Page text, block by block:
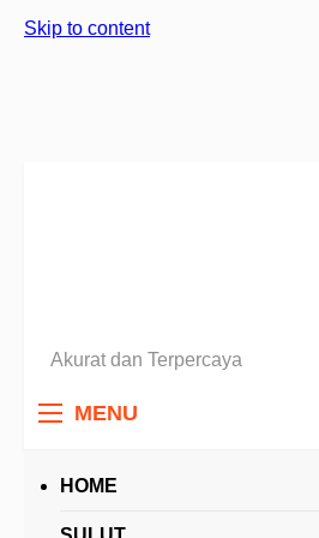
Skip to content
Berita Sulawesi Utara
Akurat dan Terpercaya
MENU
HOME
HEADLINES